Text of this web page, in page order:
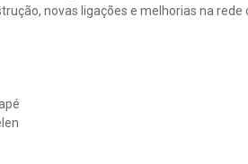
novas ligações e melhorias na